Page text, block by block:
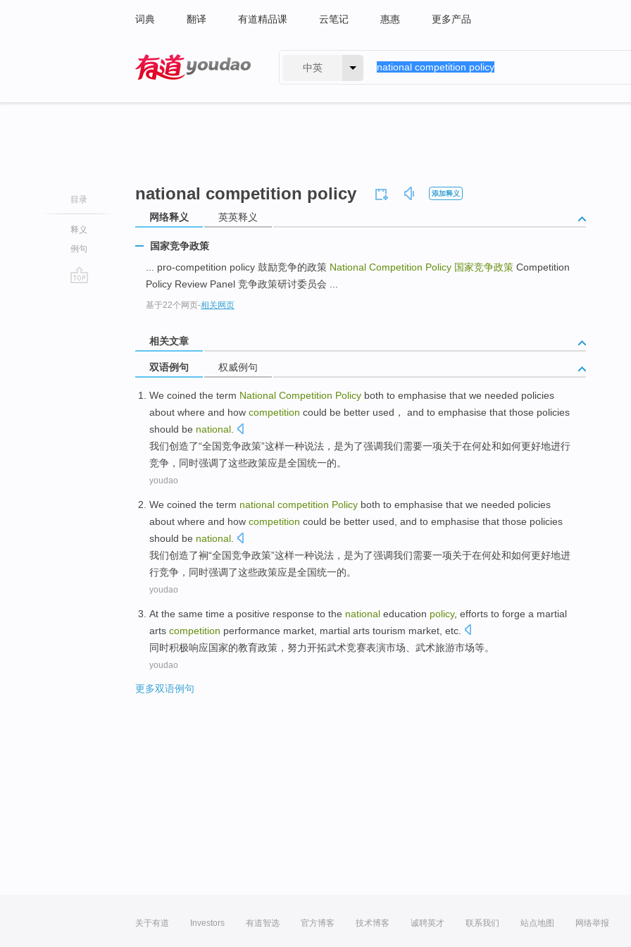
词典 翻译 有道精品课 云笔记 惠惠 更多产品
中英
目录
释义
例句
national competition policy 添加释义
网络释义 英英释义
国家竞争政策
... pro-competition policy 鼓励竞争的政策 National Competition Policy 国家竞争政策 Competition
Policy Review Panel 竞争政策研讨委员会 ...
基于22个网页-相关网页
相关文章
双语例句 权威例句
We coined the term National Competition Policy both to emphasise that we needed policies
about where and how competition could be better used ， and to emphasise that those policies
should be national
我们创造了“全国竞争政策”这样一种说法 ，是为了强调我们需要一项关于在何处和如何更好地进行
竞争，同时强调了这些政策应是全国统一的。
youdao
We coined the term national competition Policy both to emphasise that we needed policies
about where and how competition could be better used , and to emphasise that those policies
should be national
我们创造了裥“全国竞争政策”这样一种说法 ，是为了强调我们需要一项关于在何处和如何更好地进
行竞争，同时强调了这些政策应是全国统一的。
youdao
At the same time a positive response to the national education policy, efforts to forge a martial
arts competition performance market , martial arts tourism market, etc
同时积极响应国家的教育政策 ， 努力开拓武术竞赛表演市场 、武术旅游市场等。
youdao
更多双语例句
关于有道 Investors 有道智选 官方博客 技术博客 诚聘英才 联系我们 站点地图 网络举报